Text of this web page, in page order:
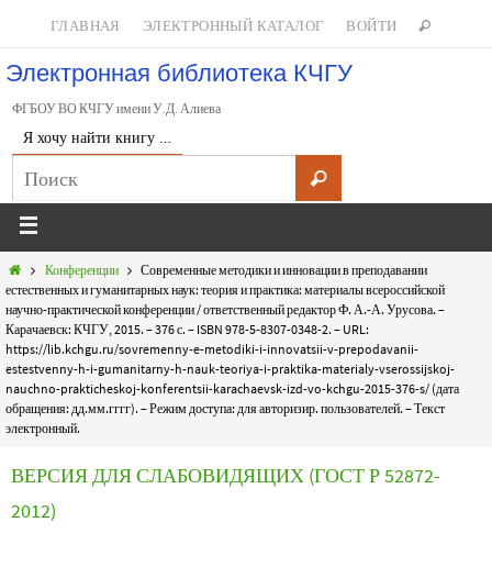
ГЛАВНАЯ ЭЛЕКТРОННЫЙ КАТАЛОГ ВОЙТИ
Электронная библиотека КЧГУ
ФГБОУ ВО КЧГУ имени У.Д. Алиева
Я хочу найти книгу …
Конференции
Современные методики и инновации в преподавании
естественных и гуманитарных наук: теория и практика: материалы всероссийской
научно-практической конференции / ответственный редактор Ф. А.-А. Урусова. –
Карачаевск: КЧГУ, 2015. – 376 с. – ISBN 978-5-8307-0348-2. – URL:
https://lib.kchgu.ru/sovremenny-e-metodiki-i-innovatsii-v-prepodavanii-
estestvenny-h-i-gumanitarny-h-nauk-teoriya-i-praktika-materialy-vserossijskoj-
nauchno-prakticheskoj-konferentsii-karachaevsk-izd-vo-kchgu-2015-376-s/ (дата
обращения: дд.мм.гггг). – Режим доступа: для авторизир. пользователей. – Текст
электронный.
ВЕРСИЯ ДЛЯ СЛАБОВИДЯЩИХ (ГОСТ Р 52872-
2012)